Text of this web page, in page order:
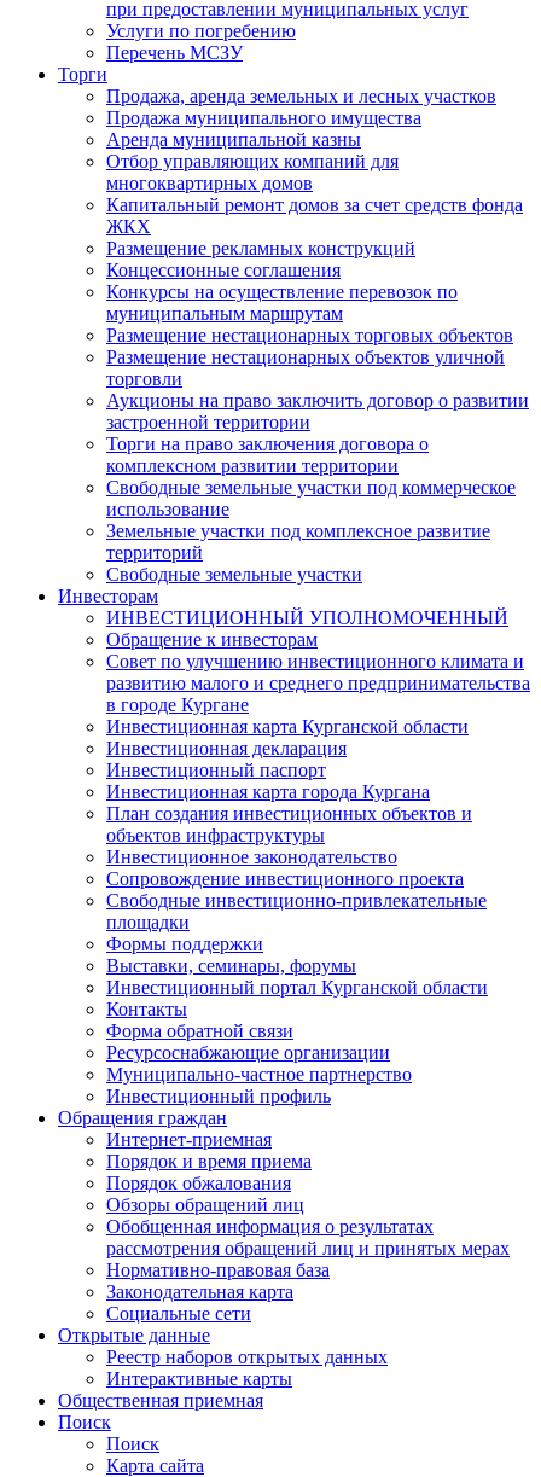
при предоставлении муниципальных услуг
Услуги по погребению
Перечень МСЗУ
Торги
Продажа, аренда земельных и лесных участков
Продажа муниципального имущества
Аренда муниципальной казны
Отбор управляющих компаний для
многоквартирных домов
Капитальный ремонт домов за счет средств фонда
ЖКХ
Размещение рекламных конструкций
Концессионные соглашения
Конкурсы на осуществление перевозок по
муниципальным маршрутам
Размещение нестационарных торговых объектов
Размещение нестационарных объектов уличной
торговли
Аукционы на право заключить договор о развитии
застроенной территории
Торги на право заключения договора о
комплексном развитии территории
Свободные земельные участки под коммерческое
использование
Земельные участки под комплексное развитие
территорий
Свободные земельные участки
Инвесторам
ИНВЕСТИЦИОННЫЙ УПОЛНОМОЧЕННЫЙ
Обращение к инвесторам
Совет по улучшению инвестиционного климата и
развитию малого и среднего предпринимательства
в городе Кургане
Инвестиционная карта Курганской области
Инвестиционная декларация
Инвестиционный паспорт
Инвестиционная карта города Кургана
План создания инвестиционных объектов и
объектов инфраструктуры
Инвестиционное законодательство
Сопровождение инвестиционного проекта
Свободные инвестиционно-привлекательные
площадки
Формы поддержки
Выставки, семинары, форумы
Инвестиционный портал Курганской области
Контакты
Форма обратной связи
Ресурсоснабжающие организации
Муниципально-частное партнерство
Инвестиционный профиль
Обращения граждан
Интернет-приемная
Порядок и время приема
Порядок обжалования
Обзоры обращений лиц
Обобщенная информация о результатах
рассмотрения обращений лиц и принятых мерах
Нормативно-правовая база
Законодательная карта
Социальные сети
Открытые данные
Реестр наборов открытых данных
Интерактивные карты
Общественная приемная
Поиск
Поиск
Карта сайта